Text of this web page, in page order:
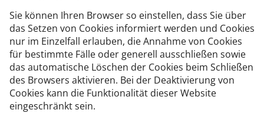
Sie können Ihren Browser so einstellen, dass Sie über
das Setzen von Cookies informiert werden und Cookies
nur im Einzelfall erlauben, die Annahme von Cookies
für bestimmte Fälle oder generell ausschließen sowie
das automatische Löschen der Cookies beim Schließen
des Browsers aktivieren. Bei der Deaktivierung von
Cookies kann die Funktionalität dieser Website
eingeschränkt sein.